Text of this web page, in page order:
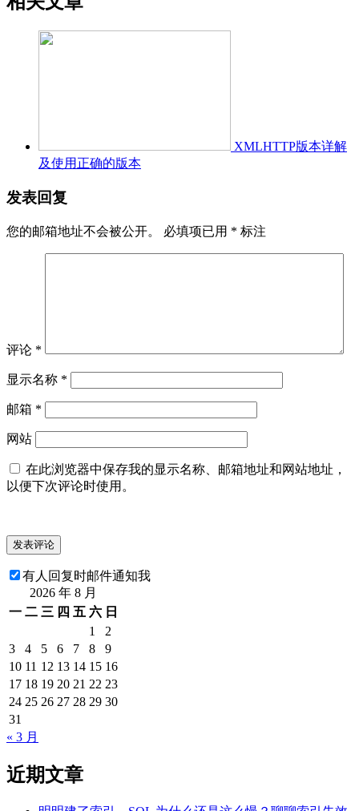
XMLHTTP版本详解
及使用正确的版本
发表回复
您的邮箱地址不会被公开。 必填项已用 * 标注
评论 *
显示名称 *
邮箱 *
网站
在此浏览器中保存我的显示名称、邮箱地址和网站地址，
以便下次评论时使用。
有人回复时邮件通知我
2026 年 8 月
一 二 三 四 五 六 日
1
2
3
4 5 6 7 8
9
10 11 12 13 14 15 16
17 18 19 20 21 22 23
24 25 26 27 28 29 30
31
« 3 月
近期文章